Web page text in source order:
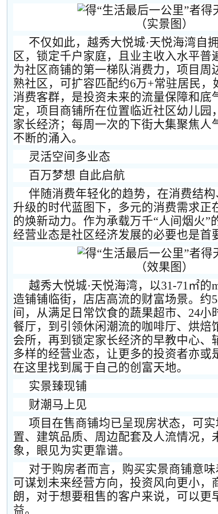
（实景图）
不仅如此，越秀大悦城·天悦海湾自
区，锁定千户家庭，且业主收入水平普
为社区商铺的第一梯队消费力，项目周
熟社区，可扩容匹配约6万+常驻居民，
消费客群，是投资未来的流量保障和底
定，项目商铺所在位置临近社区幼儿园
家长经济；每周一次的下街大集聚焦人
不断的涌入。
灵活空间多业态
百万梦想 自此启航
伴随消费年轻化的趋势，在消费结
升级的时代蓝图下，多元的消费需求正
的焕新动力。作为承载万千“人间烟火”
经营业态是社区经济发展的必要也是首
（效果图）
越秀大悦城·天悦海湾，以31-71㎡的
造铺铺临街，店店高流的财富场景。约
间，从满足日常饮食的蔬果超市、24小
餐厅，到引领休闲潮流的咖啡厅、烘焙
会所，再到锁定家长经济的早教中心、
多样的经营业态，让更多的投资者亦或
在这里找到属于自己的创富天地。
实景臻现铺
财潮马上见
项目在售商铺均已呈现房状态，可
置、建筑品质、周边配套及人流情况，
象，眼见为实更靠谱。
对于购房者而言，购买实景商铺意
可谋划未来经营方向，投资风向更小，
朗，对于想要租售的客户来说，可以更
益。